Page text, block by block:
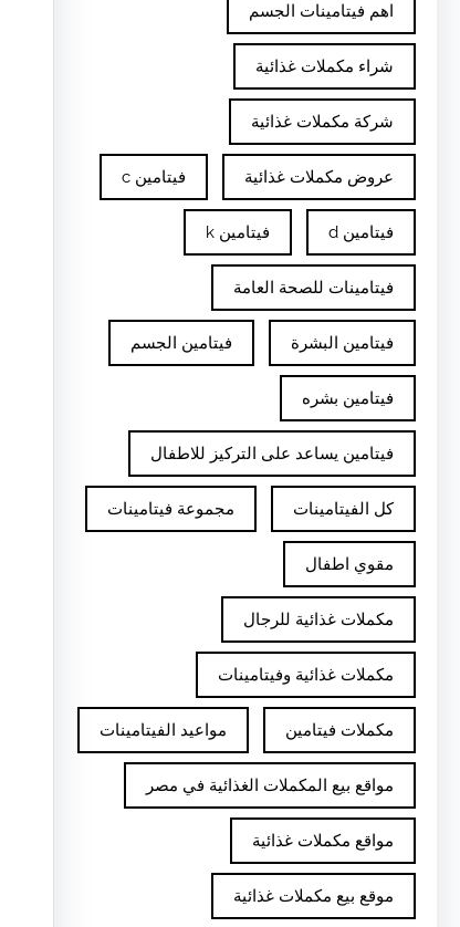
اهم فيتامينات الجسم
شراء مكملات غذائية
شركة مكملات غذائية
عروض مكملات غذائية فيتامين c
فيتامين d فيتامين k
فيتامينات للصحة العامة
فيتامين البشرة فيتامين الجسم
فيتامين بشره
فيتامين يساعد على التركيز للاطفال
كل الفيتامينات مجموعة فيتامينات
مقوي اطفال
مكملات غذائية للرجال
مكملات غذائية وفيتامينات
مكملات فيتامين مواعيد الفيتامينات
مواقع بيع المكملات الغذائية في مصر
مواقع مكملات غذائية
موقع بيع مكملات غذائية